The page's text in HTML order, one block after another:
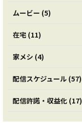
ムービー (5)
在宅 (11)
家メシ (4)
配信スケジュール (57)
配信許諾・収益化 (17)